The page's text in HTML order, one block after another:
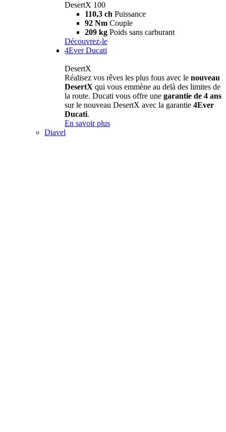
DesertX 100
110,3 ch Puissance
92 Nm Couple
209 kg Poids sans carburant
Découvrez-le
4Ever Ducati
DesertX
Réalisez vos rêves les plus fous avec le nouveau
DesertX qui vous emmène au delà des limites de
la route. Ducati vous offre une garantie de 4 ans
sur le nouveau DesertX avec la garantie 4Ever
Ducati.
En savoir plus
Diavel